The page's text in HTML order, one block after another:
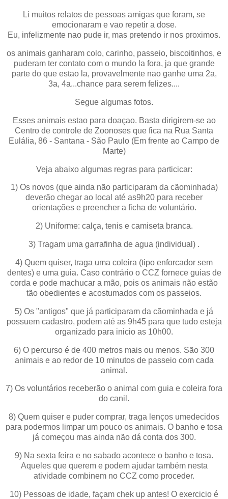
Li muitos relatos de pessoas amigas que foram, se
emocionaram e vao repetir a dose.
Eu, infelizmente nao pude ir, mas pretendo ir nos proximos.
os animais ganharam colo, carinho, passeio, biscoitinhos, e
puderam ter contato com o mundo la fora, ja que grande
parte do que estao la, provavelmente nao ganhe uma 2a,
3a, 4a...chance para serem felizes....
Segue algumas fotos.
Esses animais estao para doaçao. Basta dirigirem-se ao
Centro de controle de Zoonoses que fica na Rua Santa
Eulália, 86 - Santana - São Paulo (Em frente ao Campo de
Marte)
Veja abaixo algumas regras para particicar:
1) Os novos (que ainda não participaram da cãominhada)
deverão chegar ao local até as9h20 para receber
orientações e preencher a ficha de voluntário.
2) Uniforme: calça, tenis e camiseta branca.
3) Tragam uma garrafinha de agua (individual) .
4) Quem quiser, traga uma coleira (tipo enforcador sem
dentes) e uma guia. Caso contrário o CCZ fornece guias de
corda e pode machucar a mão, pois os animais não estão
tão obedientes e acostumados com os passeios.
5) Os "antigos" que já participaram da cãominhada e já
possuem cadastro, podem até as 9h45 para que tudo esteja
organizado para inicio as 10h00.
6) O percurso é de 400 metros mais ou menos. São 300
animais e ao redor de 10 minutos de passeio com cada
animal.
7) Os voluntários receberão o animal com guia e coleira fora
do canil.
8) Quem quiser e puder comprar, traga lenços umedecidos
para podermos limpar um pouco os animais. O banho e tosa
já começou mas ainda não dá conta dos 300.
9) Na sexta feira e no sabado acontece o banho e tosa.
Aqueles que querem e podem ajudar também nesta
atividade combinem no CCZ como proceder.
10) Pessoas de idade, façam chek up antes! O exercicio é